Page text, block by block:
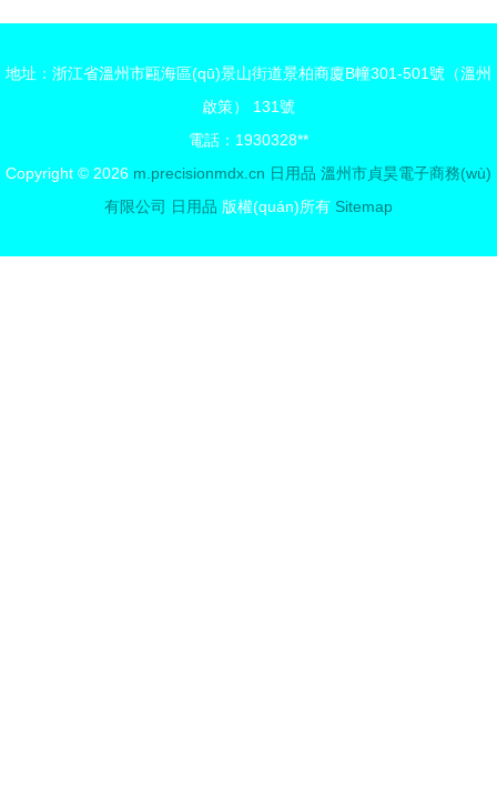
意
地址：浙江省溫州市甌海區(qū)景山街道景柏商廈B幢301-501號（溫州
啟策） 131號
電話：1930328**
Copyright © 2026 m.precisionmdx.cn 日用品 溫州市貞昊電子商務(wù)
有限公司 日用品 版權(quán)所有 Sitemap